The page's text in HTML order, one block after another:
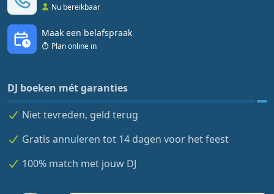
Nu bereikbaar
Maak een belafspraak
Plan online in
DJ boeken mét garanties
Niet tevreden, geld terug
Gratis annuleren tot 14 dagen voor het feest
100% match met jouw DJ